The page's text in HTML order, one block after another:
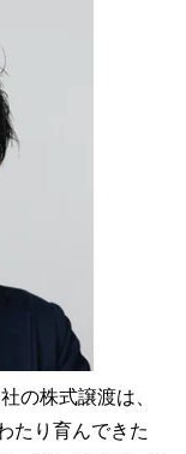
の株式譲渡は、
たり育んできた